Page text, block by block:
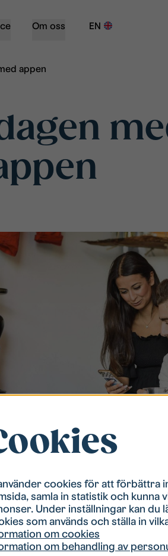
Om oss EN
appen
cookies för att förbättra
samla in statistik och kunna
Under inställningar kan du
som används och ställa in
om cookies
om behandling av